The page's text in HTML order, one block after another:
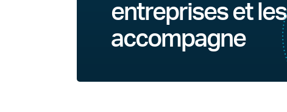
entreprises et les
accompagne